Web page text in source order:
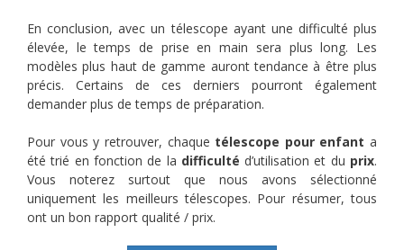
En conclusion, avec un télescope ayant une difficulté plus
élevée, le temps de prise en main sera plus long. Les
modèles plus haut de gamme auront tendance à être plus
précis. Certains de ces derniers pourront également
demander plus de temps de préparation.
Pour vous y retrouver, chaque télescope pour enfant a
été trié en fonction de la difficulté d’utilisation et du prix.
Vous noterez surtout que nous avons sélectionné
uniquement les meilleurs télescopes. Pour résumer, tous
ont un bon rapport qualité / prix.